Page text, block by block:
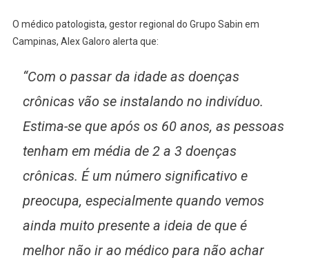
O médico patologista, gestor regional do Grupo Sabin em
Campinas, Alex Galoro alerta que:
“Com o passar da idade as doenças
crônicas vão se instalando no indivíduo.
Estima-se que após os 60 anos, as pessoas
tenham em média de 2 a 3 doenças
crônicas. É um número significativo e
preocupa, especialmente quando vemos
ainda muito presente a ideia de que é
melhor não ir ao médico para não achar